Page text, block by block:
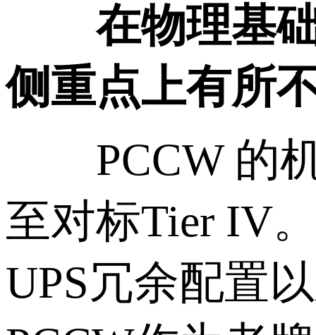
在物理基础
侧重点上有所
PCCW 的机
至对标Tier IV
UPS冗余配置